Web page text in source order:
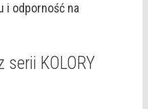
i odporność na
serii KOLORY